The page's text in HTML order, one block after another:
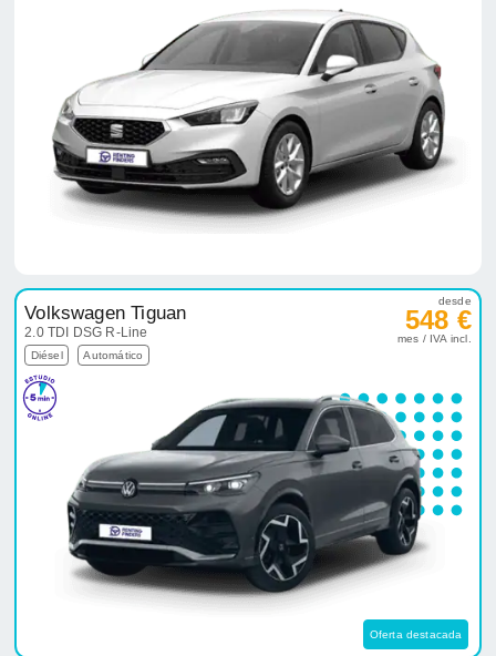
Volkswagen Tiguan
2.0 TDI DSG R-Line
Diésel Automático
desde
548 €
mes / IVA incl.
Oferta destacada